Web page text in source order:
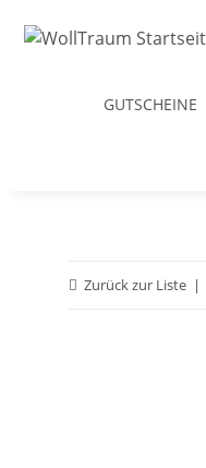
GUTSCHEINE
Zurück zur Liste